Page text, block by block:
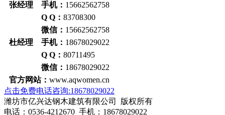
张经理 手机： 15662562758
Q Q： 83708300
微信： 15662562758
杜经理 手机： 18678029022
Q Q： 80711495
微信： 18678029022
官方网站： www.aqwomen.cn
点击免费电话咨询:18678029022
潍坊市亿兴达钢木建筑有限公司 版权所有
电话：0536-4212670 手机：18678029022